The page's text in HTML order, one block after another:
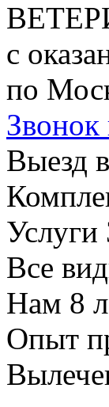
с
по
Звонок
Выезд
Все
Нам 8
Опыт